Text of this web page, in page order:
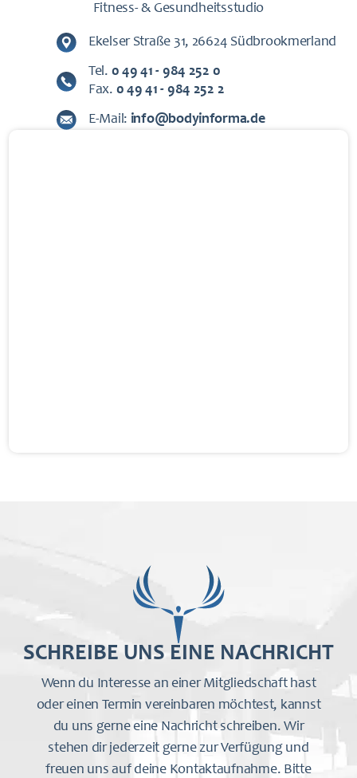
Fitness- & Gesundheitsstudio
Ekelser Straße 31, 26624 Südbrookmerland
Tel. 0 49 41 - 984 252 0
Fax. 0 49 41 - 984 252 2
E-Mail: info@bodyinforma.de
SCHREIBE UNS EINE NACHRICHT
Wenn du Interesse an einer Mitgliedschaft hast
oder einen Termin vereinbaren möchtest, kannst
du uns gerne eine Nachricht schreiben. Wir
stehen dir jederzeit gerne zur Verfügung und
freuen uns auf deine Kontaktaufnahme. Bitte